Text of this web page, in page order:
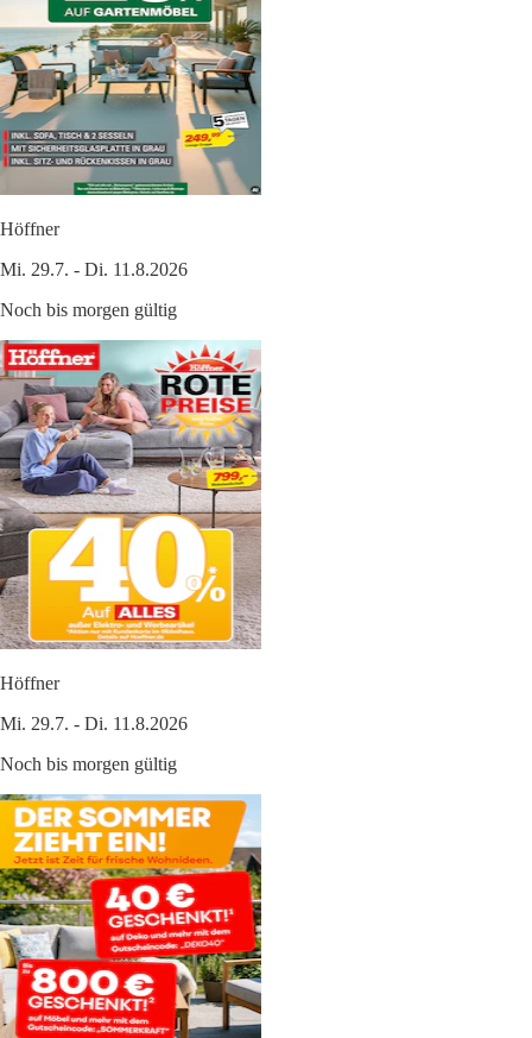
Höffner
Mi. 29.7. - Di. 11.8.2026
Noch bis morgen gültig
Höffner
Mi. 29.7. - Di. 11.8.2026
Noch bis morgen gültig